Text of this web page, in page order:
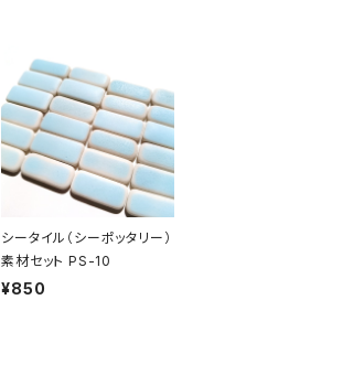
シータイル（シーポッタリー）
素材セット PS-10
¥850